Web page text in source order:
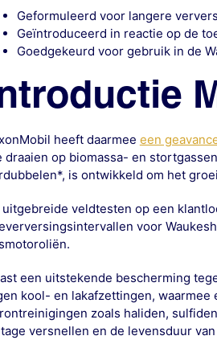
Geformuleerd voor langere
Geïntroduceerd in reactie op de
Goedgekeurd voor gebruik in de
heeft daarmee een
draaien op biomassa- en
is ontwikkeld om het
uitgebreide veldtesten op een
voor
een uitstekende bescherming
kool- en lakafzettingen,
zoals haliden,
versnellen en de levensduur